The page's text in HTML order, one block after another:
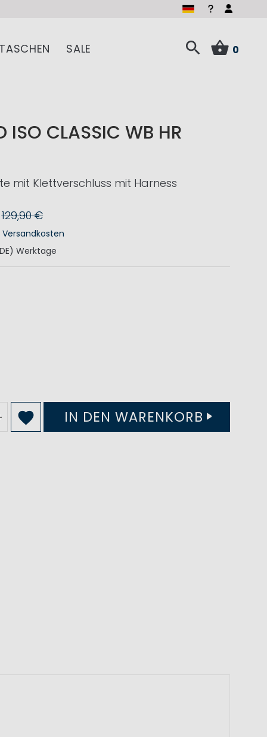
TASCHEN SALE 0
ISO CLASSIC WB HR
mit Klettverschluss mit Harness
129,90 €
Versandkosten
Werktage
IN DEN WARENKORB